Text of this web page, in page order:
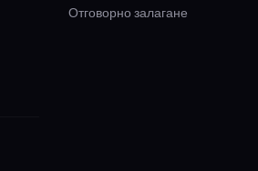
Отговорно залагане